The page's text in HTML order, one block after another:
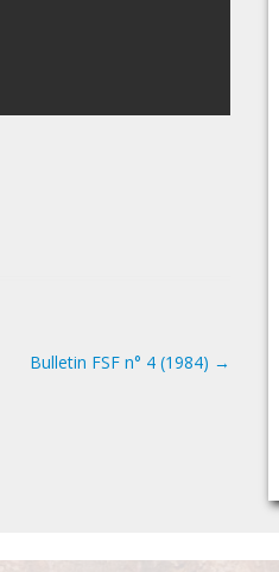
Bulletin FSF n° 4 (1984) →